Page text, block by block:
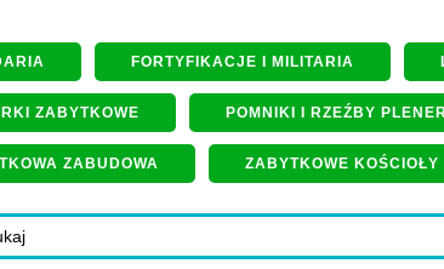
FORTYFIKACJE I MILITARIA
ZABYTKOWE POMNIKI I RZEŹBY
ZABUDOWA ZABYTKOWE KOŚCIOŁY